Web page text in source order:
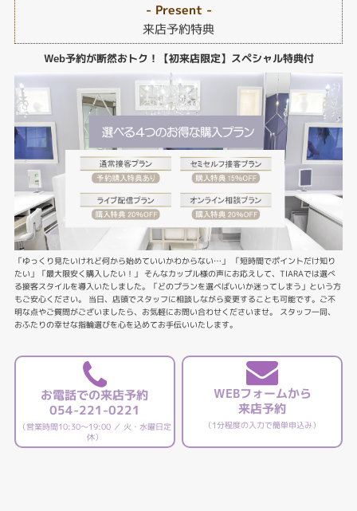
- Present -
来店予約特典
Web予約が断然おトク！【初来店限定】スペシャル特典付
「ゆっくり見たいけれど何から始めていいかわからない…」 「短時間でポイントだけ知り
たい」「最大限安く購入したい！」 そんなカップル様の声にお応えして、TIARAでは選べ
る接客スタイルを導入いたしました。「どのプランを選べばいいか迷ってしまう」という方
もご安心ください。 当日、店頭でスタッフに相談しながら変更することも可能です。ご不
明な点やご質問がございましたら、お気軽にお問い合わせくださいませ。 スタッフ一同、
おふたりの幸せな指輪選びを心を込めてお手伝いいたします。
お電話での来店予約
054-221-0221
（営業時間10:30～19:00 ／ 火・水曜日定
休）
WEBフォームから
来店予約
（1分程度の入力で簡単申込み）